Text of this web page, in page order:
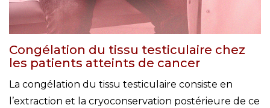
Congélation du tissu testiculaire chez
les patients atteints de cancer
La congélation du tissu testiculaire consiste en
l’extraction et la cryoconservation postérieure de ce